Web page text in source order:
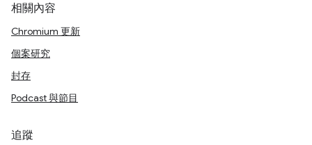
相關內容
Chromium 更新
個案研究
封存
Podcast 與節目
追蹤